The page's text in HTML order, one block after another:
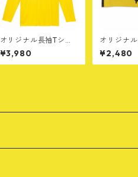
オリジナル長袖Tシャ
ツ［A］イエロー
¥3,980
オリジナ
オル［A］
¥2,480